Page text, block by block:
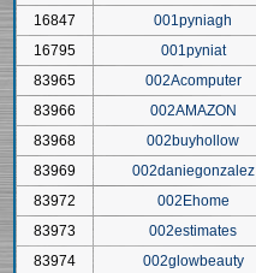
16847
001pyniagh
16795
001pyniat
83965
002Acomputer
83966
002AMAZON
83968
002buyhollow
83969
002daniegonzalez
83972
002Ehome
83973
002estimates
83974
002glowbeauty